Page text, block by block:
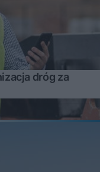
dróg za